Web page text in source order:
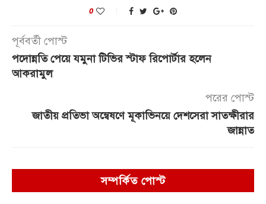
0
পূর্ববর্তী পোস্ট
পদোন্নতি পেয়ে যমুনা টিভির স্টাফ রিপোর্টার হলেন
আকরামুল
পরের পোস্ট
জাতীয় প্রতিভা অন্বেষণে মূকাভিনয়ে দেশসেরা সাতক্ষীরার
জান্নাত
সম্পর্কিত পোস্ট